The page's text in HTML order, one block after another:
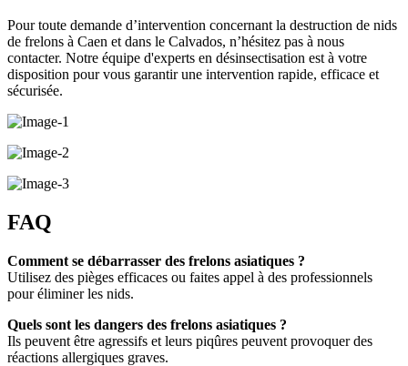
Pour toute demande d’intervention concernant la destruction de nids
de frelons à Caen et dans le Calvados, n’hésitez pas à nous
contacter. Notre équipe d'experts en désinsectisation est à votre
disposition pour vous garantir une intervention rapide, efficace et
sécurisée.
FAQ
Comment se débarrasser des frelons asiatiques ?
Utilisez des pièges efficaces ou faites appel à des professionnels
pour éliminer les nids.
Quels sont les dangers des frelons asiatiques ?
Ils peuvent être agressifs et leurs piqûres peuvent provoquer des
réactions allergiques graves.